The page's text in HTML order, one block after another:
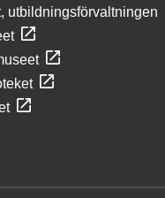
utbildningsförvaltningen